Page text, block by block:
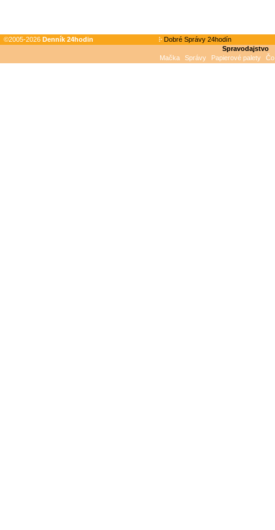
©2005-2026 Denník 24hodin
Dobré Správy 24hodín
Spravodajstvo
Mačka
Správy Papierové palety